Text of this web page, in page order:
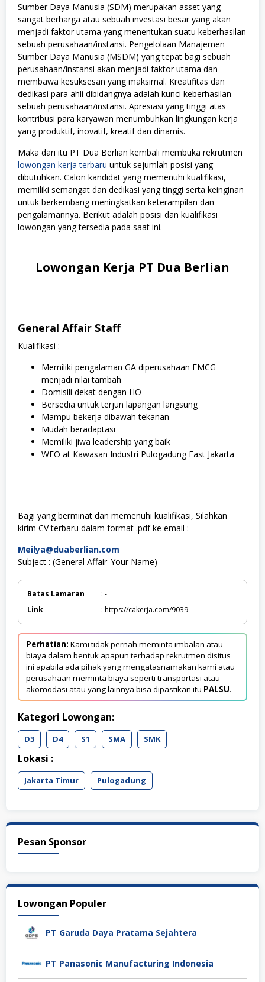
Sumber Daya Manusia (SDM) merupakan asset yang
sangat berharga atau sebuah investasi besar yang akan
menjadi faktor utama yang menentukan suatu keberhasilan
sebuah perusahaan/instansi. Pengelolaan Manajemen
Sumber Daya Manusia (MSDM) yang tepat bagi sebuah
perusahaan/instansi akan menjadi faktor utama dan
membawa kesuksesan yang maksimal. Kreatifitas dan
dedikasi para ahli dibidangnya adalah kunci keberhasilan
sebuah perusahaan/instansi. Apresiasi yang tinggi atas
kontribusi para karyawan menumbuhkan lingkungan kerja
yang produktif, inovatif, kreatif dan dinamis.
Maka dari itu PT Dua Berlian kembali membuka rekrutmen
lowongan kerja terbaru untuk sejumlah posisi yang
dibutuhkan. Calon kandidat yang memenuhi kualifikasi,
memiliki semangat dan dedikasi yang tinggi serta keinginan
untuk berkembang meningkatkan keterampilan dan
pengalamannya. Berikut adalah posisi dan kualifikasi
lowongan yang tersedia pada saat ini.
Lowongan Kerja PT Dua Berlian
General Affair Staff
Kualifikasi :
Memiliki pengalaman GA diperusahaan FMCG
menjadi nilai tambah
Domisili dekat dengan HO
Bersedia untuk terjun lapangan langsung
Mampu bekerja dibawah tekanan
Mudah beradaptasi
Memiliki jiwa leadership yang baik
WFO at Kawasan Industri Pulogadung East Jakarta
Bagi yang berminat dan memenuhi kualifikasi, Silahkan
kirim CV terbaru dalam format .pdf ke email :
Meilya@duaberlian.com
Subject : (General Affair_Your Name)
Batas Lamaran
: -
Link
: https://cakerja.com/9039
Perhatian: Kami tidak pernah meminta imbalan atau
biaya dalam bentuk apapun terhadap rekrutmen disitus
ini apabila ada pihak yang mengatasnamakan kami atau
perusahaan meminta biaya seperti transportasi atau
akomodasi atau yang lainnya bisa dipastikan itu PALSU.
Kategori Lowongan:
D3 D4 S1 SMA SMK
Lokasi :
Jakarta Timur Pulogadung
Pesan Sponsor
Lowongan Populer
PT Garuda Daya Pratama Sejahtera
PT Panasonic Manufacturing Indonesia